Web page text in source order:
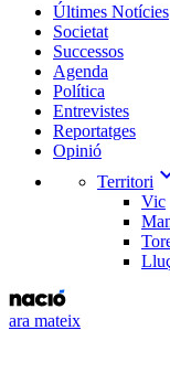
Últimes Notícies
Societat
Successos
Agenda
Política
Entrevistes
Reportatges
Opinió
Territori
Vic
ara mateix